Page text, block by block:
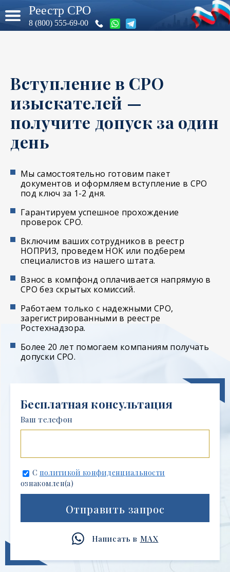
Реестр СРО
8 (800) 555-69-00
Вступление в СРО
изыскателей —
получите допуск за один
день
Мы самостоятельно готовим пакет
документов и оформляем вступление в СРО
под ключ за 1-2 дня.
Гарантируем успешное прохождение
проверок СРО.
Включим ваших сотрудников в реестр
НОПРИЗ, проведем НОК или подберем
специалистов из нашего штата.
Взнос в компфонд оплачивается напрямую в
СРО без скрытых комиссий.
Работаем только с надежными СРО,
зарегистрированными в реестре
Ростехнадзора.
Более 20 лет помогаем компаниям получать
допуски СРО.
Бесплатная консультация
Ваш телефон
С политикой конфиденциальности
ознакомлен(а)
Отправить запрос
Написать в MAX